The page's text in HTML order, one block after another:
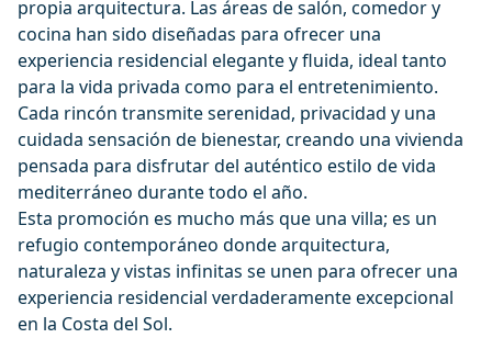
propia arquitectura. Las áreas de salón, comedor y
cocina han sido diseñadas para ofrecer una
experiencia residencial elegante y fluida, ideal tanto
para la vida privada como para el entretenimiento.
Cada rincón transmite serenidad, privacidad y una
cuidada sensación de bienestar, creando una vivienda
pensada para disfrutar del auténtico estilo de vida
mediterráneo durante todo el año.
Esta promoción es mucho más que una villa; es un
refugio contemporáneo donde arquitectura,
naturaleza y vistas infinitas se unen para ofrecer una
experiencia residencial verdaderamente excepcional
en la Costa del Sol.